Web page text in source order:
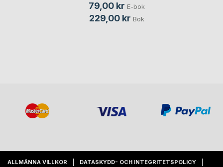
79,00 kr E-bok
229,00 kr Bok
ALLMÄNNA VILLKOR DATASKYDD- OCH INTEGRITETSPOLICY